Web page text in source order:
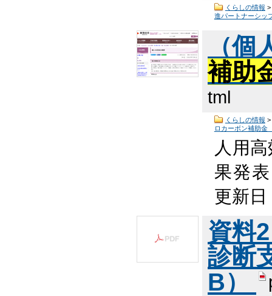
くらしの情報 >
進パートナーシッ
（
補助
tml
くらしの情報 >
ロカーボン補助金
人用
果発
更新
資料
診断
B）